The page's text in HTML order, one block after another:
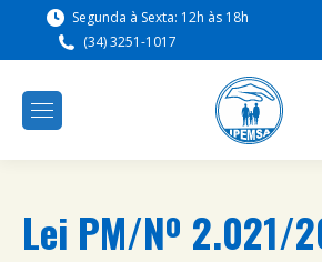
Segunda à Sexta: 12h às 18h
(34) 3251-1017
Lei PM/Nº 2.021/